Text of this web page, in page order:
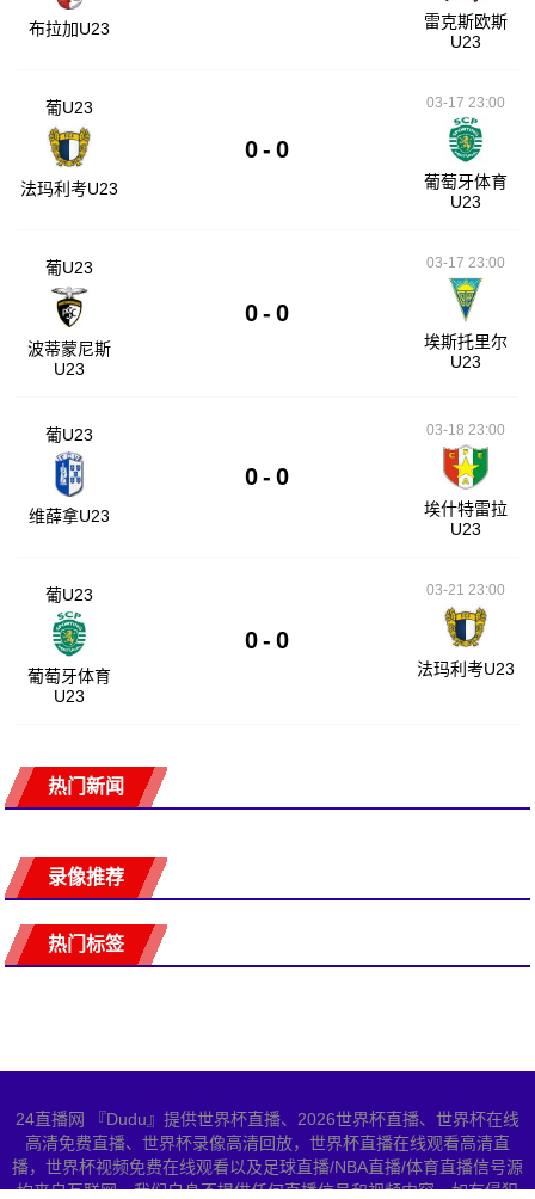
布拉加U23
雷克斯欧斯
U23
葡U23
法玛利考U23
0 - 0
03-17 23:00
葡萄牙体育
U23
葡U23
波蒂蒙尼斯
U23
0 - 0
03-17 23:00
埃斯托里尔
U23
葡U23
维薛拿U23
0 - 0
03-18 23:00
埃什特雷拉
U23
葡U23
葡萄牙体育
U23
0 - 0
03-21 23:00
法玛利考U23
热门新闻
录像推荐
热门标签
24直播网 『Dudu』提供世界杯直播、2026世界杯直播、世界杯在线
高清免费直播、世界杯录像高清回放，世界杯直播在线观看高清直
播，世界杯视频免费在线观看以及足球直播/NBA直播/体育直播信号源
均来自互联网，我们自身不提供任何直播信号和视频内容，如有侵犯